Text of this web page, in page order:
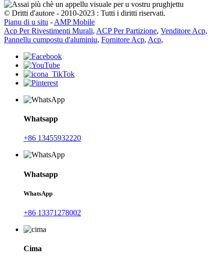
© Dritti d'autore - 2010-2023 : Tutti i diritti riservati.
Pianu di u situ - AMP Mobile
Acp Per Rivestimenti Murali, ACP Per Partizione, Venditore Acp,
Pannellu cumpostu d'aluminiu, Fornitore Acp, Acp,
Whatsapp
+86 13455932220
Whatsapp
WhatsApp
+86 13371278002
Cima